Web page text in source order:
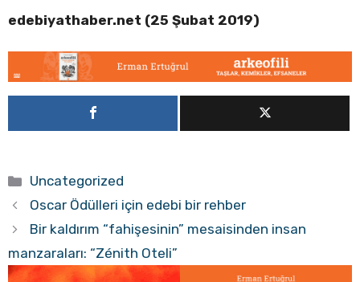
edebiyathaber.net (25 Şubat 2019)
Kategoriler
Uncategorized
Oscar Ödülleri için edebi bir rehber
Bir kaldırım “fahişesinin” mesaisinden insan
manzaraları: “Zénith Oteli”